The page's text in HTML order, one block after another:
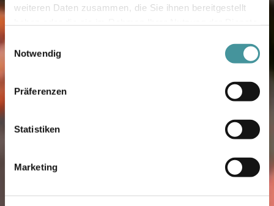
weiteren Daten zusammen, die Sie ihnen bereitgestellt
Einwilligungsauswahl
Notwendig
Präferenzen
Statistiken
Marketing